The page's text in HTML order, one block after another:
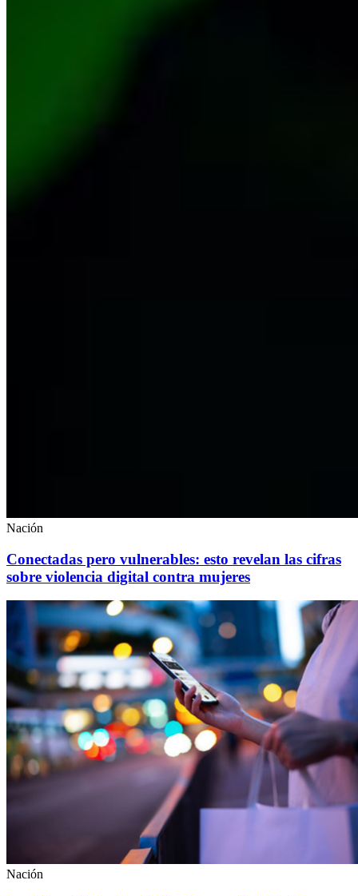
Nación
Conectadas pero vulnerables: esto revelan las cifras
sobre violencia digital contra mujeres
Nación